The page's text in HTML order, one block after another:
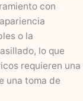
con
o la
lo que
requieren una
una toma de